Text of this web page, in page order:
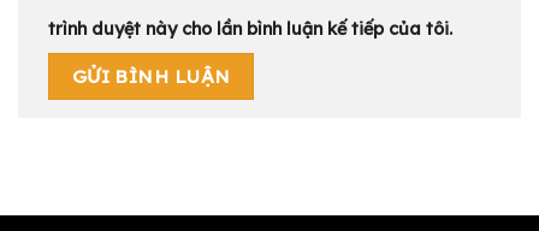
trình duyệt này cho lần bình luận kế tiếp của tôi.